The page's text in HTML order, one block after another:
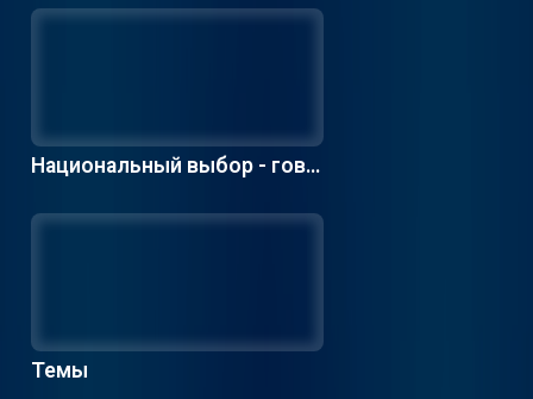
Национальный выбор - гово
Темы